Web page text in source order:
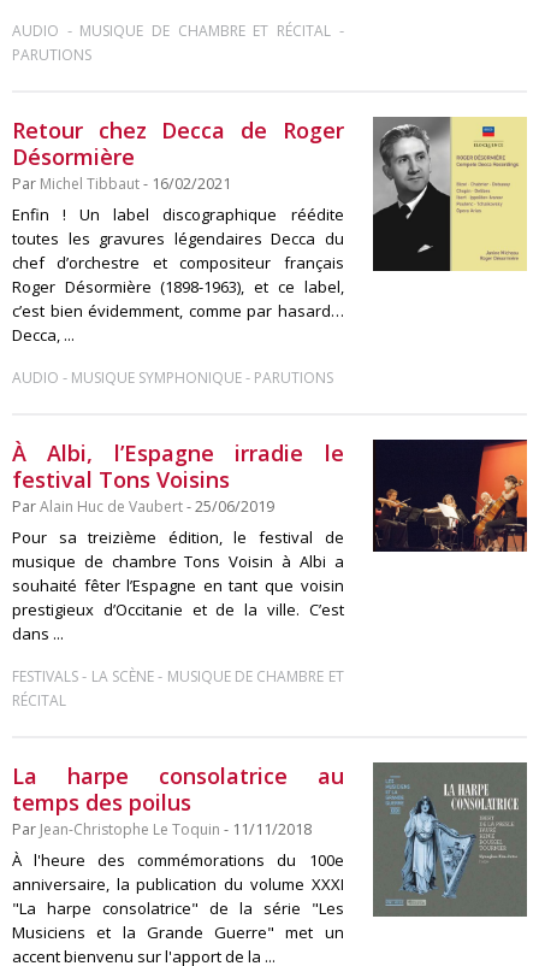
AUDIO - MUSIQUE DE CHAMBRE ET RÉCITAL-
PARUTIONS
Retour chez Decca de Roger
Désormière
Par Michel Tibbaut- 16/02/2021
Enfin ! Un label discographique réédite
toutes les gravures légendaires Decca du
chef d’orchestre et compositeur français
Roger Désormière (1898-1963), et ce label,
c’est bien évidemment, comme par hasard…
Decca, ...
AUDIO - MUSIQUE SYMPHONIQUE- PARUTIONS
À Albi, l’Espagne irradie le
festival Tons Voisins
ParAlain Huc de Vaubert- 25/06/2019
Pour sa treizième édition, le festival de
musique de chambre Tons Voisin à Albi a
souhaité fêter l’Espagne en tant que voisin
prestigieux d’Occitanie et de la ville. C’est
dans ...
FESTIVALS- LA SCÈNE- MUSIQUE DE CHAMBRE ET
RÉCITAL
La harpe consolatrice au
temps des poilus
Par Jean-Christophe Le Toquin - 11/11/2018
À l'heure des commémorations du 100e
anniversaire, la publication du volume XXXI
"La harpe consolatrice" de la série "Les
Musiciens et la Grande Guerre" met un
accent bienvenu sur l'apport de la ...